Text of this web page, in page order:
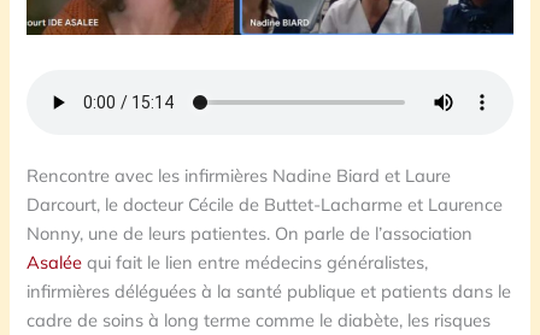
Rencontre avec les infirmières Nadine Biard et Laure
Darcourt, le docteur Cécile de Buttet-Lacharme et Laurence
Nonny, une de leurs patientes. On parle de l’association
Asalée qui fait le lien entre médecins généralistes,
infirmières déléguées à la santé publique et patients dans le
cadre de soins à long terme comme le diabète, les risques